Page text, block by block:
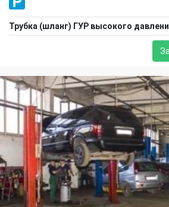
Трубка (шланг) ГУР высокого